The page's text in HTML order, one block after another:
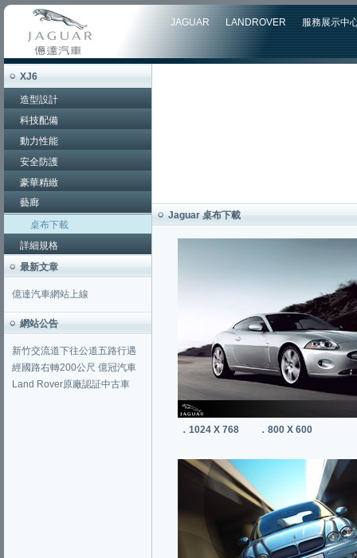
JAGUAR LANDROVER 服務展示中
XJ6
造型設計
科技配備
動力性能
安全防護
豪華精緻
藝廊
桌布下載
詳細規格
最新文章
億達汽車網站上線
網站公告
新竹交流道下往公道五路行遇
經國路右轉200公尺 億冠汽車
Land Rover原廠認証中古車
Jaguar 桌布下載
．1024 X 768 ．800 X 600